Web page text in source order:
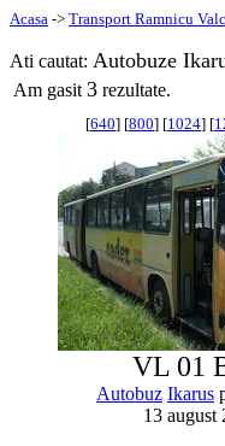
Acasa -> Transport Ramnicu
Ati cautat: Autobuze
Am gasit 3 rezultate.
[640] [800] [1024] [
VL 01
Autobuz Ikarus
13 august